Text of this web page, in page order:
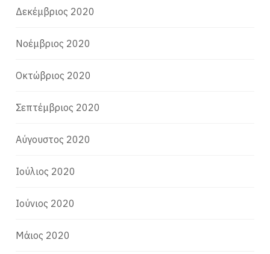
Δεκέμβριος 2020
Νοέμβριος 2020
Οκτώβριος 2020
Σεπτέμβριος 2020
Αύγουστος 2020
Ιούλιος 2020
Ιούνιος 2020
Μάιος 2020